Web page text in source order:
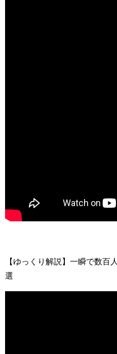
【ゆっくり解説】一瞬で数百
選